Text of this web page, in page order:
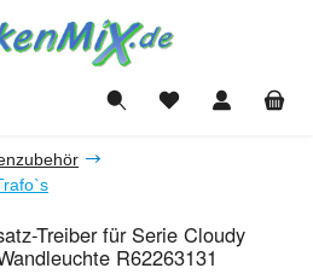
Du hast 0 Produkte
Treiber für Serie Cloudy
R62263131